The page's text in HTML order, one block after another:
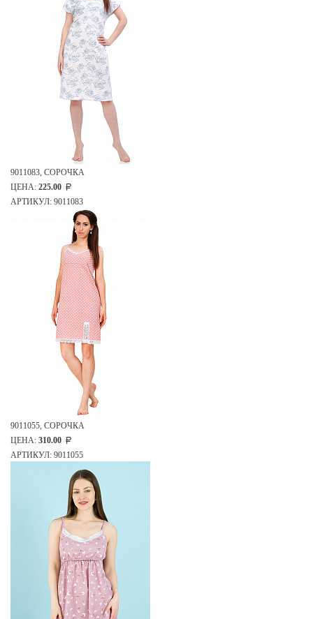
9011083, СОРОЧКА
ЦЕНА: 225.00
АРТИКУЛ: 9011083
9011055, СОРОЧКА
ЦЕНА: 310.00
АРТИКУЛ: 9011055